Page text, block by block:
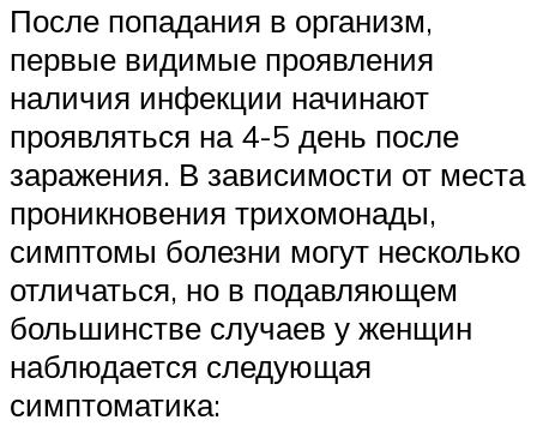
После попадания в организм,
первые видимые проявления
наличия инфекции начинают
проявляться на 4-5 день после
заражения. В зависимости от места
проникновения трихомонады,
симптомы болезни могут несколько
отличаться, но в подавляющем
большинстве случаев у женщин
наблюдается следующая
симптоматика: